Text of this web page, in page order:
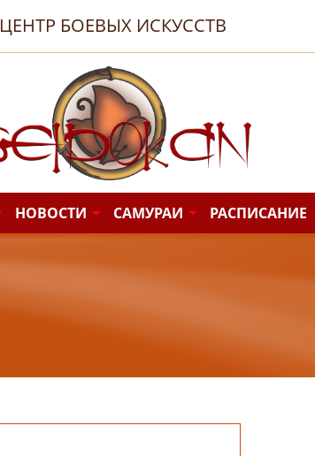
ЦЕНТР БОЕВЫХ ИСКУССТВ
НОВОСТИ САМУРАИ РАСПИСАНИЕ